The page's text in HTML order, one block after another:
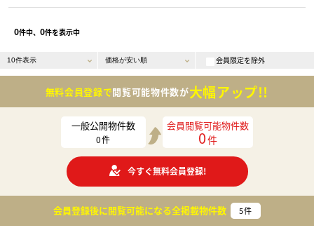
0件中、 0件を表示中
会員限定を除外
無料会員登録で閲覧可能物件数が大幅アップ!!
一般公開物件数
0件
会員閲覧可能物件数
0件
今すぐ無料会員登録!
会員登録後に閲覧可能になる全掲載物件数 5件